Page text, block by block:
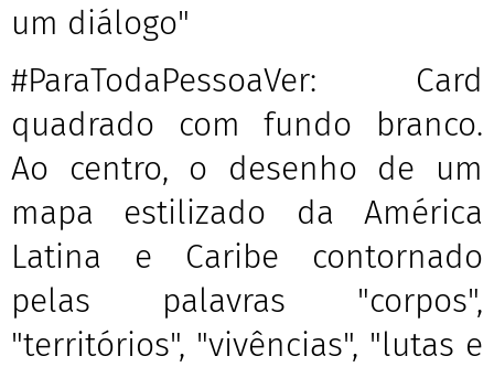
um diálogo"
#ParaTodaPessoaVer: Card
quadrado com fundo branco.
Ao centro, o desenho de um
mapa estilizado da América
Latina e Caribe contornado
pelas palavras "corpos",
"territórios", "vivências", "lutas e